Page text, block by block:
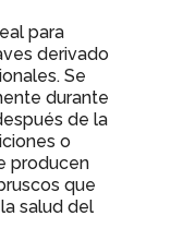
para
derivado
Se
durante
de la
o
producen
que
salud del